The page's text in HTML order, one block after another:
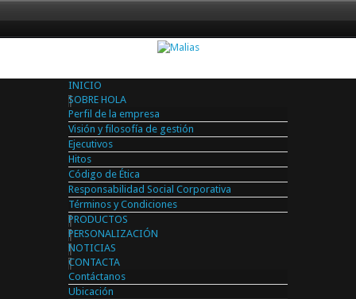
INICIO
SOBRE HOLA
Perfil de la empresa
Visión y filosofía de gestión
Ejecutivos
Hitos
Código de Ética
Responsabilidad Social Corporativa
Términos y Condiciones
PRODUCTOS
PERSONALIZACIÓN
NOTICIAS
CONTACTA
Contáctanos
Ubicación